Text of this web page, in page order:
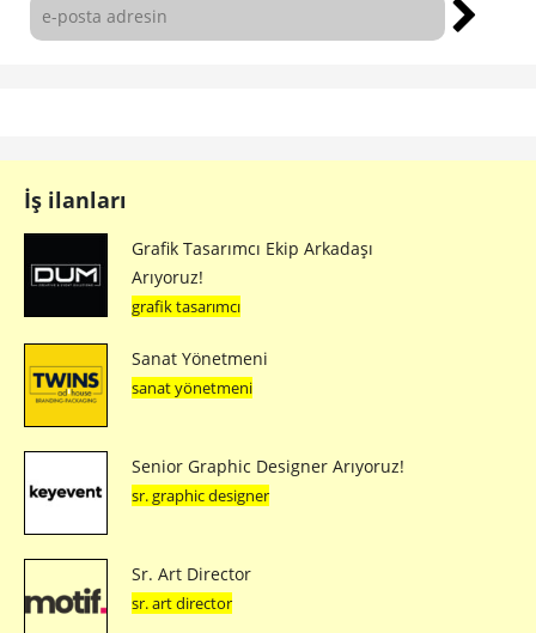
İş ilanları
Grafik Tasarımcı Ekip Arkadaşı
Arıyoruz!
grafik tasarımcı
Sanat Yönetmeni
sanat yönetmeni
Senior Graphic Designer Arıyoruz!
sr. graphic designer
Sr. Art Director
sr. art director